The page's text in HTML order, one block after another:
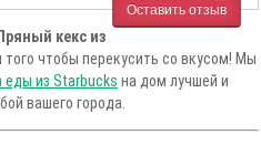
Оставить отзыв
Пряный кекс из
чтобы перекусить со вкусом! Мы
еды из Starbucks на дом лучшей и
вашего города.